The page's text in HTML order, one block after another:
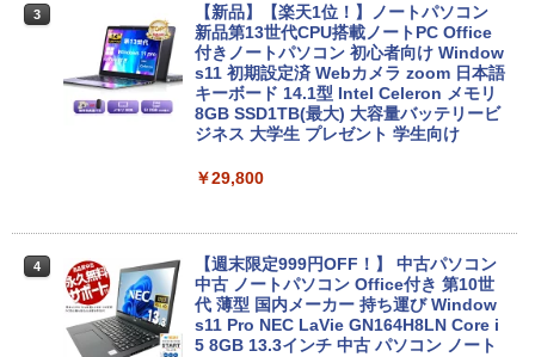
3
【新品】【楽天1位！】ノートパソコン
新品第13世代CPU搭載ノートPC Office
付きノートパソコン 初心者向け Window
s11 初期設定済 Webカメラ zoom 日本語
キーボード 14.1型 Intel Celeron メモリ
8GB SSD1TB(最大) 大容量バッテリービ
ジネス 大学生 プレゼント 学生向け
￥29,800
4
【週末限定999円OFF！】 中古パソコン
中古 ノートパソコン Office付き 第10世
代 薄型 国内メーカー 持ち運び Window
s11 Pro NEC LaVie GN164H8LN Core i
5 8GB 13.3インチ 中古 パソコン ノート